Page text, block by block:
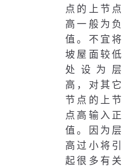
点的上节点
高一般为负
值。不宜将
坡屋面较低
处设为层
高，对其它
节点的上节
点高输入正
值。因为层
高过小将引
起很多有关